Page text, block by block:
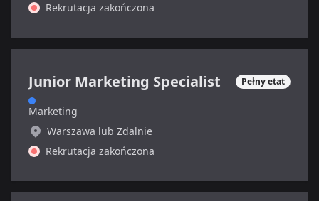
Rekrutacja zakończona
Junior Marketing Specialist Pełny etat
Marketing
Warszawa lub Zdalnie
Rekrutacja zakończona